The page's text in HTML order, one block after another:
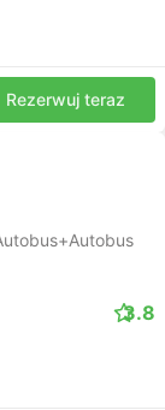
Rezerwuj teraz
3.8